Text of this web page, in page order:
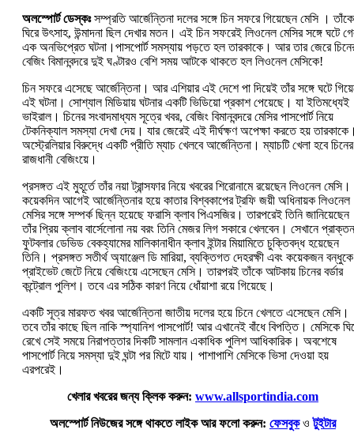
অলস্পোর্ট ডেস্কঃসম্প্রতি আর্জেন্তিনা দলের সঙ্গে চিন সফরে গিয়েছেন মেসি । তাঁকে
ঘিরে উৎসাহ, উন্মাদনা ছিল দেখার মতন। এই চিন সফরেই লিওনেল মেসির সঙ্গে ঘটে
এক অনভিপ্রেত ঘটনা।পাসপোর্ট সমস্যায় পড়তে হল তারকাকে। আর তার জেরে
বেজিং বিমানবন্দরে দুই ঘণ্টারও বেশি সময় আটকে থাকতে হল লিওনেল মেসিকে!
চিন সফরে এসেছে আর্জেন্তিনা। আর এশিয়ার এই দেশে পা দিয়েই তাঁর সঙ্গে ঘটে
এই ঘটনা। সোশ্যাল মিডিয়ায় ঘটনার একটি ভিডিয়ো প্রকাশ পেয়েছে। যা ইতিমধ্যেই
ভাইরাল। চিনের সংবাদমাধ্যম সূত্রে খবর, বেজিং বিমানবন্দরে মেসির পাসপোর্ট নিয়ে
টেকনিক্যাল সমস্যা দেখা দেয়। যার জেরেই এই দীর্ঘক্ষণ অপেক্ষা করতে হয়
অস্ট্রেলিয়ার বিরুদ্ধে একটি প্রীতি ম্যাচ খেলবে আর্জেন্তিনা। ম্যাচটি খেলা হবে চিনের
রাজধানী বেজিংয়ে।
প্রসঙ্গত এই মুহূর্তে তাঁর নয়া ট্রান্সফার নিয়ে খবরের শিরোনামে রয়েছেন লিওনেল মেসি।
কয়েকদিন আগেই আর্জেন্তিনার হয়ে কাতার বিশ্বকাপের ট্রফি জয়ী অধিনায়ক লিওনেল
মেসির সঙ্গে সম্পর্ক ছিন্ন হয়েছে ফরাসি ক্লাব পিএসজির। তারপরেই তিনি জানিয়েছেন
তাঁর প্রিয় ক্লাব বার্সেলোনা নয় বরং তিনি মেজর লিগ সকারে খেলবেন। সেখানে প্রাক্তন
ফুটবলার ডেভিড বেকহ্যামের মালিকানাধীন ক্লাব ইন্টার মিয়ামিতে চুক্তিবদ্ধ হয়েছেন
তিনি। প্রসঙ্গত সতীর্থ অ্যাঞ্জেল ডি মারিয়া, ব্যক্তিগত দেহরক্ষী এবং কয়েকজন বন্ধুকে
প্রাইভেট জেটে নিয়ে বেজিংয়ে এসেছেন মেসি। তারপরই তাঁকে আটকায় চিনের বর্ডার
কন্ট্রোল পুলিশ। তবে এর সঠিক কারণ নিয়ে ধোঁয়াশা রয়ে গিয়েছে।
একটি সূত্র মারফত খবর আর্জেন্তিনা জাতীয় দলের হয়ে চিনে খেলতে এসেছেন মেসি।
তবে তাঁর কাছে ছিল নাকি স্প্যানিশ পাসপোর্ট! আর এখানেই বাঁধে বিপত্তি। মেসিকে
রেখে সেই সময়ে নিরাপত্তার দিকটি সামলান একাধিক পুলিশ আধিকারিক। অবশেষে
পাসপোর্ট নিয়ে সমস্যা দুই ঘন্টা পর মিটে যায়। পাশাপাশি মেসিকে ভিসা দেওয়া হয়
এরপরেই।
খেলার খবরের জন্য ক্লিক করুন: www.allsportindia.com
অলস্পোর্ট নিউজের সঙ্গে থাকতে লাইক আর ফলো করুন: ফেসবুকওটুইটার